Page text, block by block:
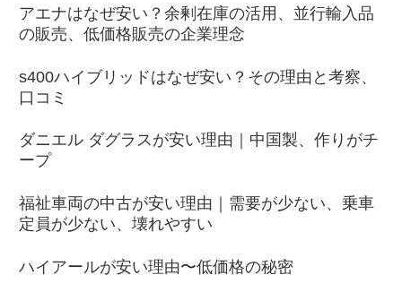
アエナはなぜ安い？余剰在庫の活用、並行輸入品
の販売、低価格販売の企業理念
s400ハイブリッドはなぜ安い？その理由と考察、
口コミ
ダニエル ダグラスが安い理由｜中国製、作りがチ
ープ
福祉車両の中古が安い理由｜需要が少ない、乗車
定員が少ない、壊れやすい
ハイアールが安い理由〜低価格の秘密